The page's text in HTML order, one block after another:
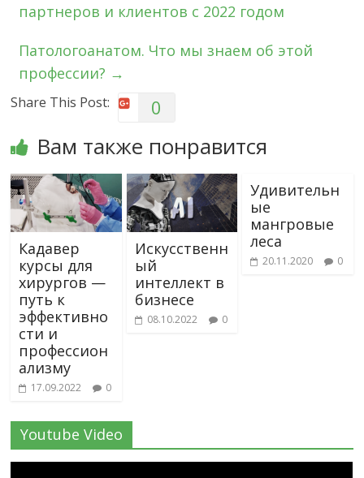
партнеров и клиентов с 2022 годом
Патологоанатом. Что мы знаем об этой
профессии? →
Share This Post: 0
Вам также понравится
Кадавер
курсы для
хирургов —
путь к
эффективно
сти и
профессион
ализму
17.09.2022 0
Искусственн
ый
интеллект в
бизнесе
08.10.2022 0
Удивительн
ые
мангровые
леса
20.11.2020 0
Youtube Video